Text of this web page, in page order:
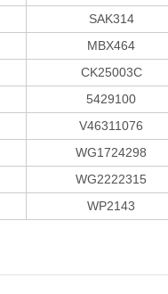
SAK314
MBX464
CK25003C
5429100
V46311076
WG1724298
WG2222315
WP2143